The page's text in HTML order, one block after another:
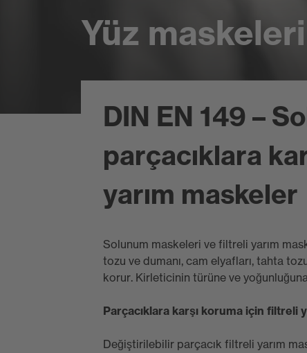
Yüz maskeleri
DIN EN 149 –
parçacıklara
yarım maskeler
Solunum maskeleri ve filtreli yarım
tozu ve dumanı, cam elyafları, tahta
korur. Kirleticinin türüne ve yoğunluğuna
Parçacıklara karşı koruma için filtreli
Değiştirilebilir parçacık filtreli yarım